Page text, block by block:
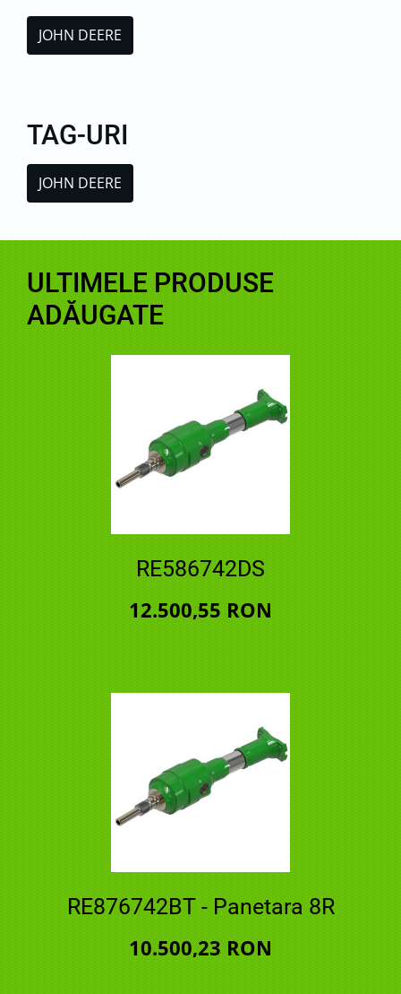
JOHN DEERE
TAG-URI
JOHN DEERE
ULTIMELE PRODUSE
ADĂUGATE
RE586742DS
12.500,55 RON
RE876742BT - Panetara 8R
10.500,23 RON